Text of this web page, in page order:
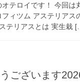
テロイです！ 今回は
ィツム アステリアス
テリアスとは 実生栽
ございます